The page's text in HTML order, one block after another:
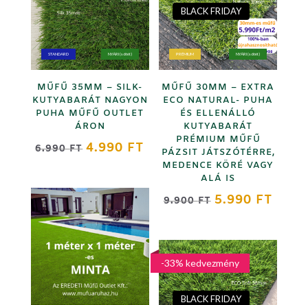
STANDARD NYÁRI (sötét)
MŰFŰ 35MM – SILK-
KUTYABARÁT NAGYON
PUHA MŰFŰ OUTLET
ÁRON
6.990FT ORIGINAL
6.990 FT.
4.990 FT CURRENT
PRICE
4.990 FT.
BLACK FRIDAY
PRÉMIUM NYÁRI (sötét)
MŰFŰ 30MM – EXTRA
ECO NATURAL- PUHA
ÉS ELLENÁLLÓ
KUTYABARÁT
PRÉMIUM MŰFŰ
PÁZSIT JÁTSZÓTÉRRE,
MEDENCE KÖRÉ VAGY
ALÁ IS
9.900FT ORIGINAL
9.900 FT.
5.990 FT
5.990
BLACK FRIDAY
-33% kedvezmény